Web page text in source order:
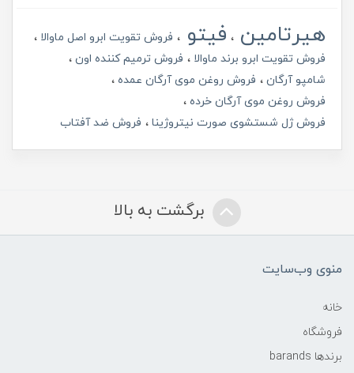
هیرتامین فیتو
فروش تقویت ابرو اصل ماوالا
فروش تقویت ابرو برند ماوالا
فروش ترمیم کننده اون
شامپو آرگان
فروش روغن موی آرگان عمده
فروش روغن موی آرگان خرده
فروش ژل شستشوی صورت نیتروژینا
فروش ضد آفتاب
برگشت به بالا
منوی وب‌سایت
خانه
فروشگاه
برندها barands